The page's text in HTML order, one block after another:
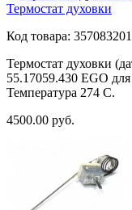
Термостат духовки
Код товара:
Термостат духовки
55.17059.430 EGO
Температура 274 C.
4500.00 руб.